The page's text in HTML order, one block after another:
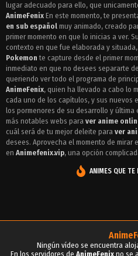
Episodio 258 - Pokemon
Episodio 257 - Pokemon
Episodio 256 - Pokemon
Episodio 255 - Pokemon
Episodio 254 - Pokemon
Episodio 253 - Pokemon
Episodio 252 - Pokemon
Episodio 251 - Pokemon
Episodio 250 - Pokemon
Episodio 246 - Pokemon
lugar adecuado para ello, que
AnimeFenix En este momento, te
en sub español muy animado, creado
primer momento en que lo inicias a ver.
contexto en que fue elaborada y
Pokemon te capture desde el primer
inmediato en que no desees separarte
queriendo ver todo el programa de
AnimeFenix, quien ha llevado a cabo lo
cada uno de los capítulos, y sus nuevos
los pormenores de su desarrollo y última
más notables webs para ver anime
cuál será de tu mejor deleite para ver
desees. Aprovecha el momento de mirar
en Animefenix.vip, una opción
ANIMES QUE TE
Ningún vídeo se encuentra
En los servidores de AnimeFenix no se